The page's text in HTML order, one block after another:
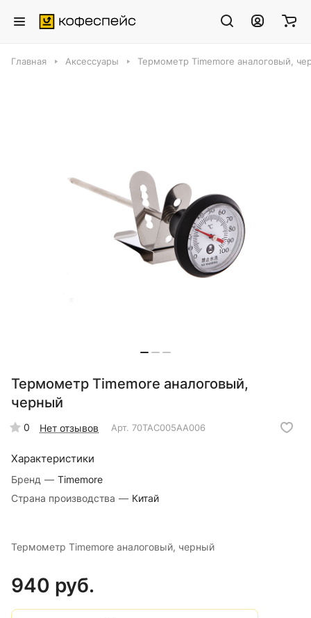
Главная Аксессуары Термометр Timemore аналоговый,
Термометр Timemore аналоговый,
черный
0 Нет отзывов Арт. 70TAC005AA006
Характеристики
Бренд — Timemore
Страна производства — Китай
Термометр Timemore аналоговый, черный
940 руб.